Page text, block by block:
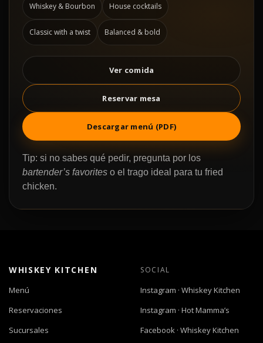
Whiskey & Bourbon House cocktails
Classic with a twist Balanced & bold
Ver comida
Reservar mesa
Descargar menú (PDF)
Tip: si no sabes qué pedir, pregunta por los
bartender’s favorites o el trago ideal para tu fried
chicken.
WHISKEY KITCHEN
Menú
Reservaciones
Sucursales
SOCIAL
Instagram · Whiskey Kitchen
Instagram · Hot Mamma’s
Facebook · Whiskey Kitchen